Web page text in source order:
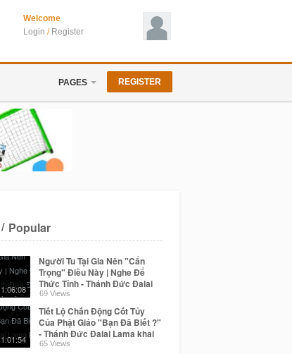
Welcome
Login / Register
PAGES REGISTER
/ Popular
1:06:08
Người Tu Tại Gia Nên "Cẩn
Trọng" Điều Này | Nghe Để
Thức Tỉnh - Thánh Đức Đalai
Lama khai ngộ
69 Views
1:01:54
Tiết Lộ Chấn Động Cốt Tủy
Của Phật Giáo "Bạn Đã Biết ?"
- Thánh Đức Đalai Lama khai
ngộ
65 Views